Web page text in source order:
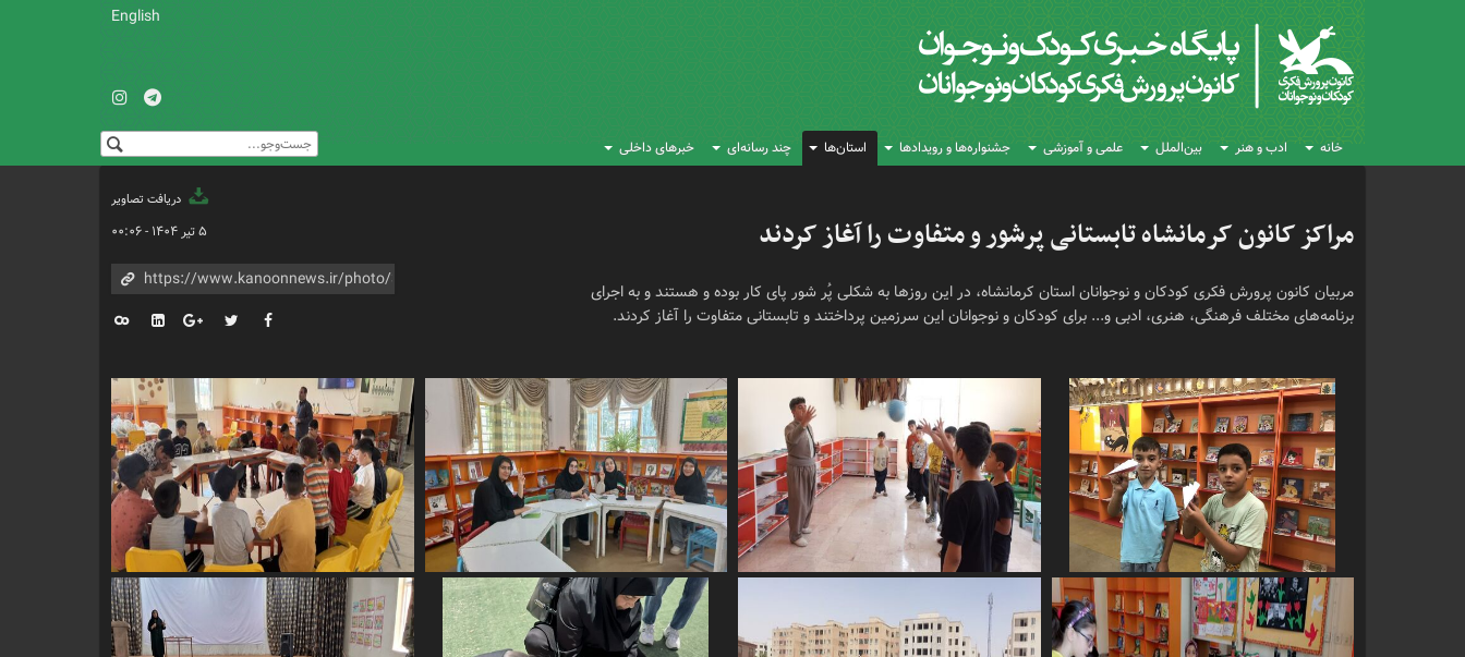
English
خانه ادب و هنر بین‌الملل علمی و آموزشی جشنواره‌ها و رویدادها استان‌ها چند رسانه‌ای خبرهای داخلی
دریافت تصاویر
مراکز کانون کرمانشاه تابستانی پرشور و متفاوت را آغاز کردند
مربیان کانون پرورش فکری کودکان و نوجوانان استان کرمانشاه، در این روزها به شکلی پُر شور پای کار بوده و هستند و به اجرای
برنامه‌های مختلف فرهنگی، هنری، ادبی و... برای کودکان و نوجوانان این سرزمین پرداختند و تابستانی متفاوت را آغاز کردند.
۵ تیر ۱۴۰۴ - ۰۰:۰۶